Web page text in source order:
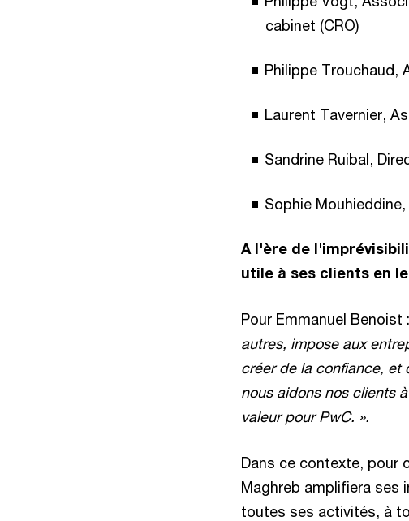
cabinet (CRO)
Philippe Trouchaud,
Laurent Tavernier,
Sandrine Ruibal,
Sophie
A l'ère de
utile à ses clients en
Pour Emmanuel Benoist :
autres, impose aux
créer de la confiance, et
nous aidons nos clients
valeur pour PwC. ».
Dans ce contexte, pour
Maghreb amplifiera ses
toutes ses activités, à